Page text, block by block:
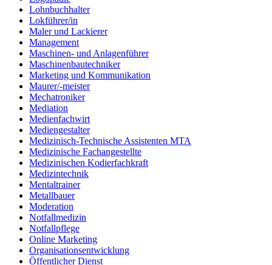
Lohnbuchhalter
Lokführer/in
Maler und Lackierer
Management
Maschinen- und Anlagenführer
Maschinenbautechniker
Marketing und Kommunikation
Maurer/-meister
Mechatroniker
Mediation
Medienfachwirt
Mediengestalter
Medizinisch-Technische Assistenten MTA
Medizinische Fachangestellte
Medizinischen Kodierfachkraft
Medizintechnik
Mentaltrainer
Metallbauer
Moderation
Notfallmedizin
Notfallpflege
Online Marketing
Organisationsentwicklung
Öffentlicher Dienst